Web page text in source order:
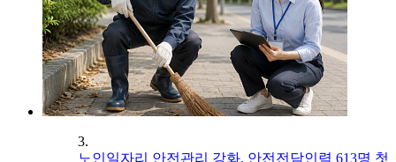
3.
노인일자리 안전관리 강화, 안전전담인력 613명 첫